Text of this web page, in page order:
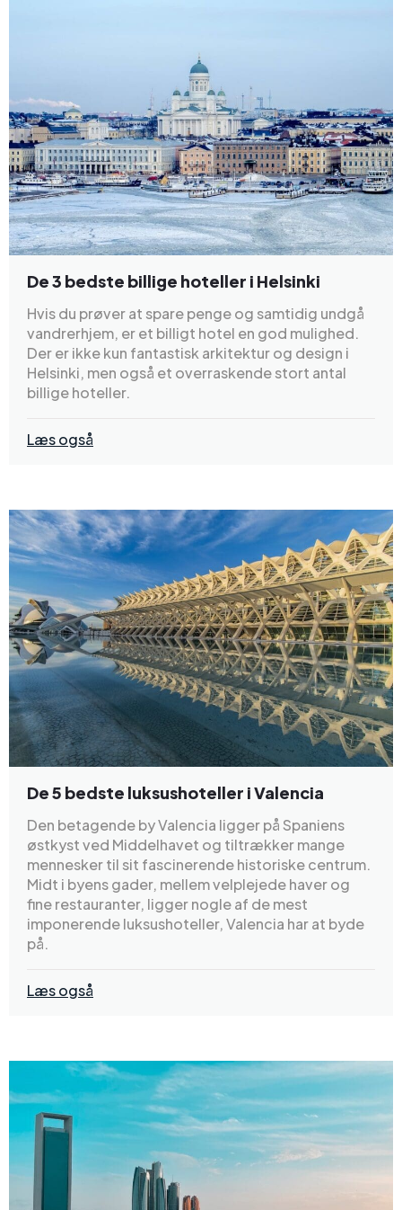
De 3 bedste billige hoteller i Helsinki
Hvis du prøver at spare penge og samtidig undgå
vandrerhjem, er et billigt hotel en god mulighed.
Der er ikke kun fantastisk arkitektur og design i
Helsinki, men også et overraskende stort antal
billige hoteller.
Læs også
De 5 bedste luksushoteller i Valencia
Den betagende by Valencia ligger på Spaniens
østkyst ved Middelhavet og tiltrækker mange
mennesker til sit fascinerende historiske centrum.
Midt i byens gader, mellem velplejede haver og
fine restauranter, ligger nogle af de mest
imponerende luksushoteller, Valencia har at byde
på.
Læs også